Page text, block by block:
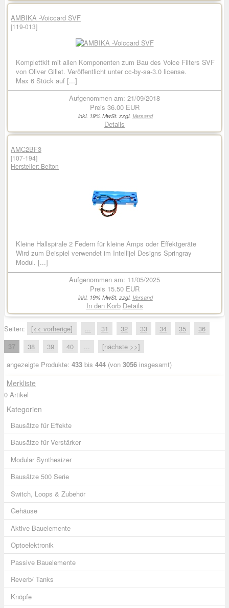
AMBIKA -Voiccard SVF
[119-013]
Komplettkit mit allen Komponenten zum Bau des Voice Filters SVF
von Oliver Gillet. Veröffentlicht unter cc-by-sa-3.0 license.
Max 6 Stück auf [...]
Aufgenommen am: 21/09/2018
Preis 36.00 EUR
inkl. 19% MwSt. zzgl. Versand
Details
AMC2BF3
[107-194]
Hersteller: Belton
Kleine Hallspirale 2 Federn für kleine Amps oder Effektgeräte
Wird zum Beispiel verwendet im Intellijel Designs Springray
Modul. [...]
Aufgenommen am: 11/05/2025
Preis 15.50 EUR
inkl. 19% MwSt. zzgl. Versand
In den Korb Details
Seiten: [<< vorherige] ... 31 32 33 34 35
36
37
38 39 40 ...
[nächste >>]
angezeigte Produkte: 433 bis 444 (von 3056 insgesamt)
Merkliste
0 Artikel
Kategorien
Bausätze für Effekte
Bausätze für Verstärker
Modular Synthesizer
Bausätze 500 Serie
Switch, Loops & Zubehör
Gehäuse
Aktive Bauelemente
Optoelektronik
Passive Bauelemente
Reverb/ Tanks
Knöpfe